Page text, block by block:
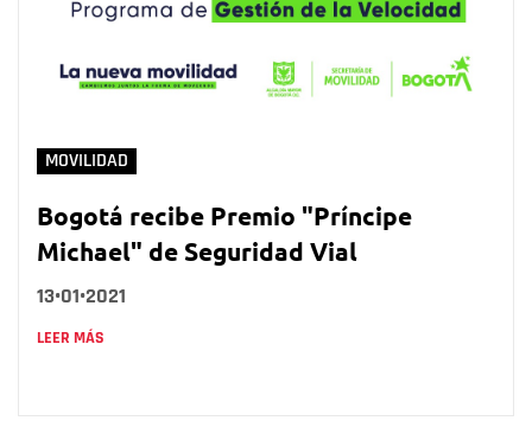
MOVILIDAD
Bogotá recibe Premio "Príncipe
Michael" de Seguridad Vial
13•01•2021
LEER MÁS